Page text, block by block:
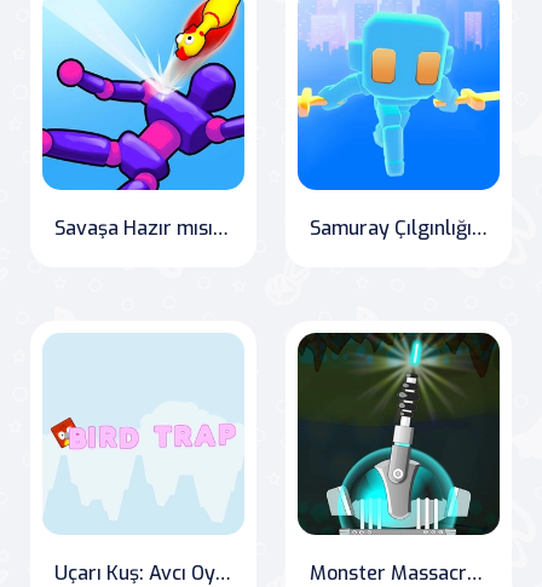
Savaşa Hazır mısın? - Knock Rush Samuray Çılgınlığı: Parkur Savaşı
Uçarı Kuş: Avcı Oyunu Monster Massacre: The Laser Cannon Saga